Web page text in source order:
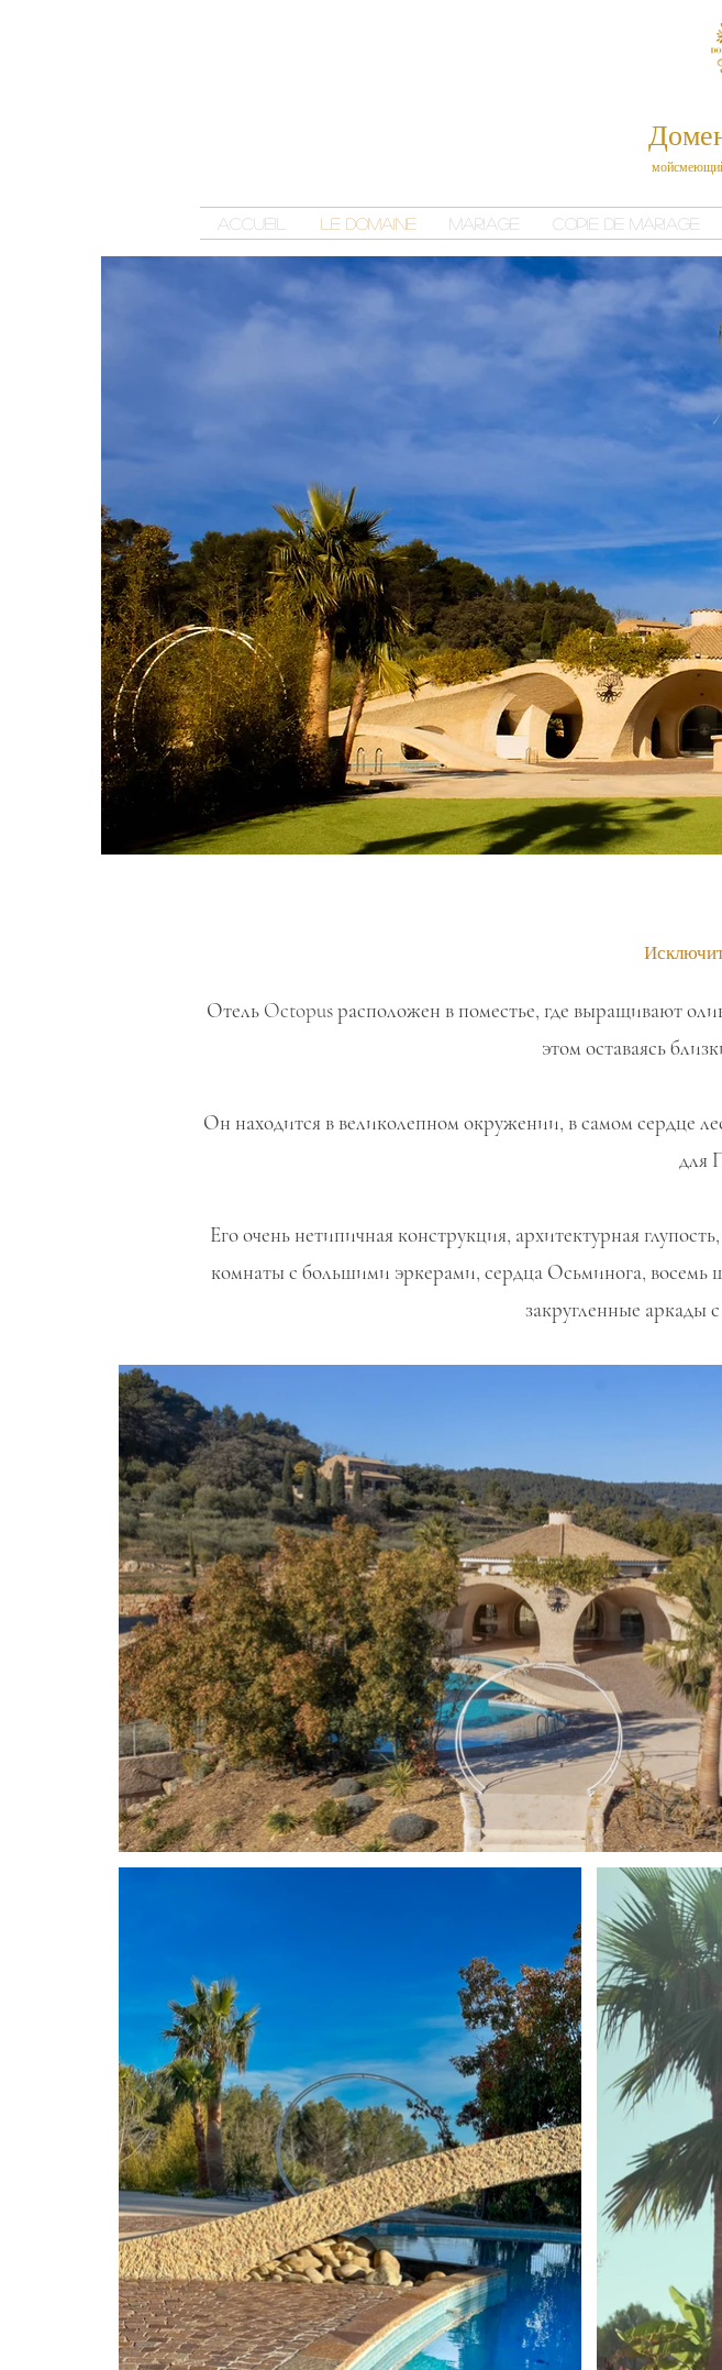
мой
Accueil Le domaine Mariage Copie de Mariage
Отель Octopus расположен в поместье, где выращивают
этом оставаясь
Он находится в великолепном окружении, в самом сердце
для
Его очень нетипичная конструкция, архитектурная
комнаты с большими эркерами, сердца Осьминога, восемь
закругленные аркады